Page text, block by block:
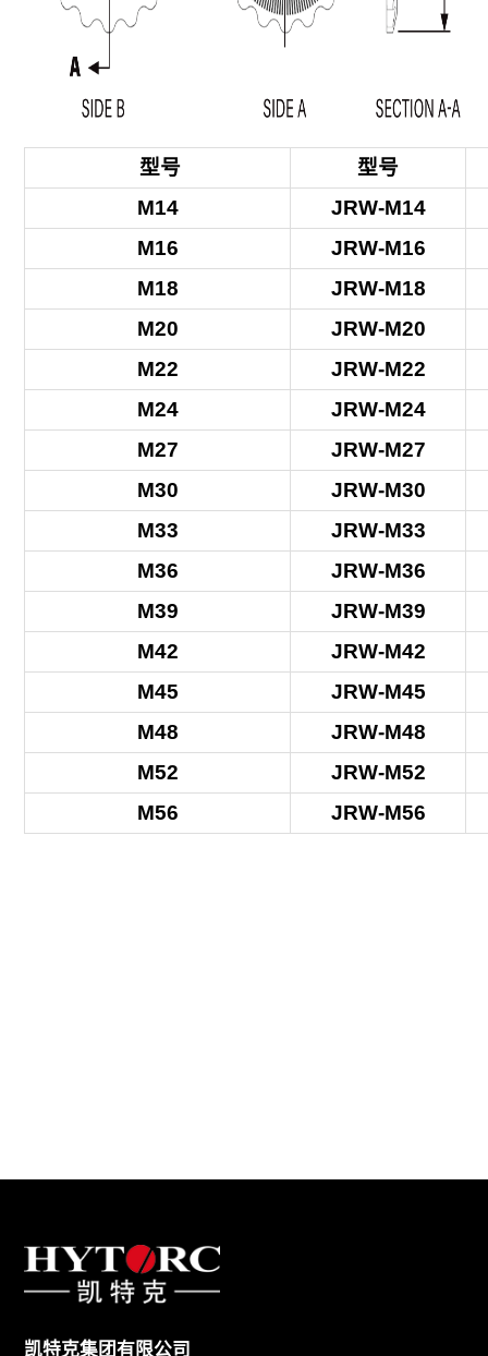
型号
型号
M14
JRW-M14
M16
JRW-M16
M18
JRW-M18
M20
JRW-M20
M22
JRW-M22
M24
JRW-M24
M27
JRW-M27
M30
JRW-M30
M33
JRW-M33
M36
JRW-M36
M39
JRW-M39
M42
JRW-M42
M45
JRW-M45
M48
JRW-M48
M52
JRW-M52
M56
JRW-M56
凯特克集团有限公司